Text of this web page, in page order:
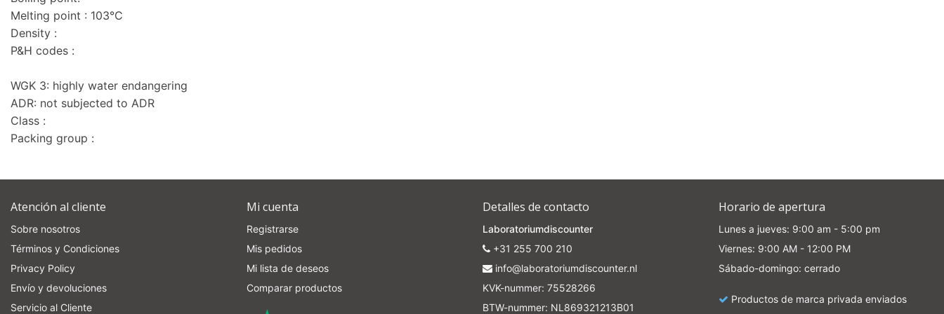
Melting point : 103°C
Density :
P&H codes :
WGK 3: highly water endangering
ADR: not subjected to ADR
Class :
Packing group :
Atención al cliente
Sobre nosotros
Términos y Condiciones
Privacy Policy
Envío y devoluciones
Servicio al Cliente
Mi cuenta
Registrarse
Mis pedidos
Mi lista de deseos
Comparar productos
Detalles de contacto
Laboratoriumdiscounter
+31 255 700 210
info@laboratoriumdiscounter.nl
KVK-nummer: 75528266
BTW-nummer: NL869321213B01
Horario de apertura
Lunes a jueves: 9:00 am - 5:00 pm
Viernes: 9:00 AM - 12:00 PM
Sábado-domingo: cerrado
Productos de marca privada enviados